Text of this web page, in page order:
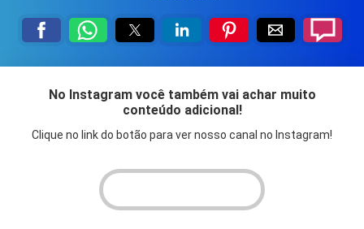
No Instagram você também vai achar muito
conteúdo adicional!
Clique no link do botão para ver nosso canal no Instagram!